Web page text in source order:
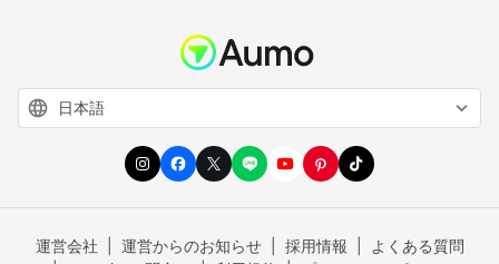
運営会社 運営からのお知らせ 採用情報
よくある質問